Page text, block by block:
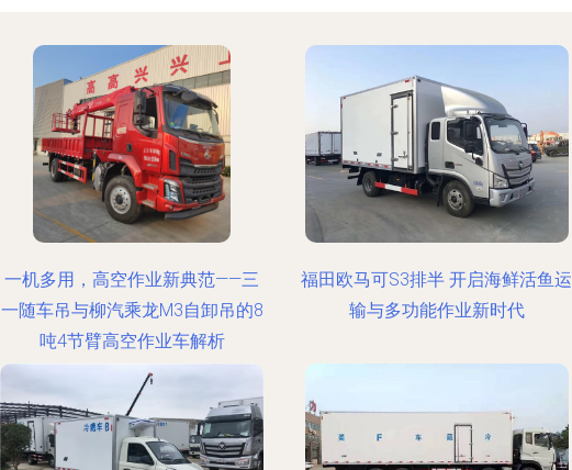
一机多用，高空作业新典范——三
一随车吊与柳汽乘龙M3自卸吊的8
吨4节臂高空作业车解析
福田欧马可S3排半 开启海鲜活鱼运
输与多功能作业新时代